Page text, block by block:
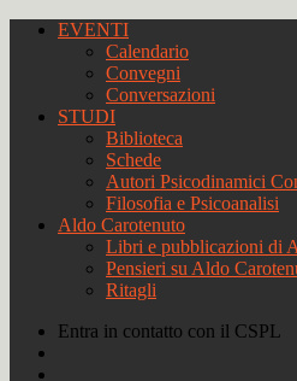
EVENTI
Calendario
Convegni
Conversazioni
STUDI
Biblioteca
Schede
Autori Psicodinamici
Filosofia e Psicoanalisi
Aldo Carotenuto
Libri e pubblicazioni di
Pensieri su Aldo
Ritagli
Entra in contatto con il CSPL